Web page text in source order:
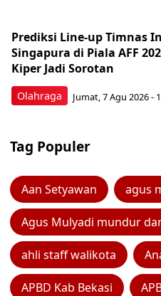
Olahraga
Prediksi Line-up Timnas
Singapura di Piala AFF
Kiper Jadi Sorotan
Jumat, 7 Agu 2026 -
Tag Populer
Aan Setyawan agus
Agus Mulyadi mundur
ahli staff walikota
APBD Kab Bekasi